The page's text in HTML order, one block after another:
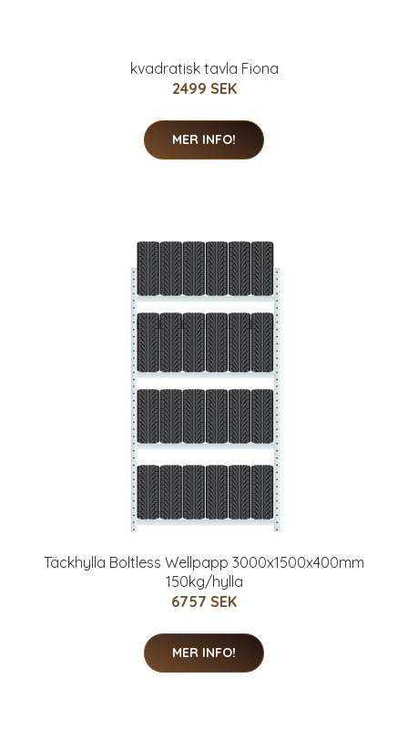
kvadratisk tavla Fiona
2499 SEK
MER INFO!
Täckhylla Boltless Wellpapp 3000x1500x400mm
150kg/hylla
6757 SEK
MER INFO!